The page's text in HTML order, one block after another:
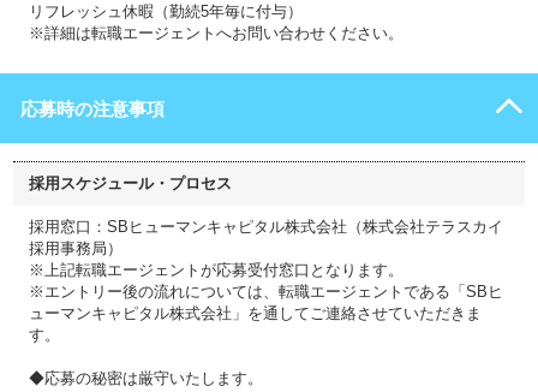
リフレッシュ休暇（勤続5年毎に付与）
※詳細は転職エージェントへお問い合わせください。
応募時の注意事項
採用スケジュール・プロセス
採用窓口：SBヒューマンキャピタル株式会社（株式会社テラスカイ
採用事務局）
※上記転職エージェントが応募受付窓口となります。
※エントリー後の流れについては、転職エージェントである「SBヒ
ューマンキャピタル株式会社」を通してご連絡させていただきま
す。
◆応募の秘密は厳守いたします。